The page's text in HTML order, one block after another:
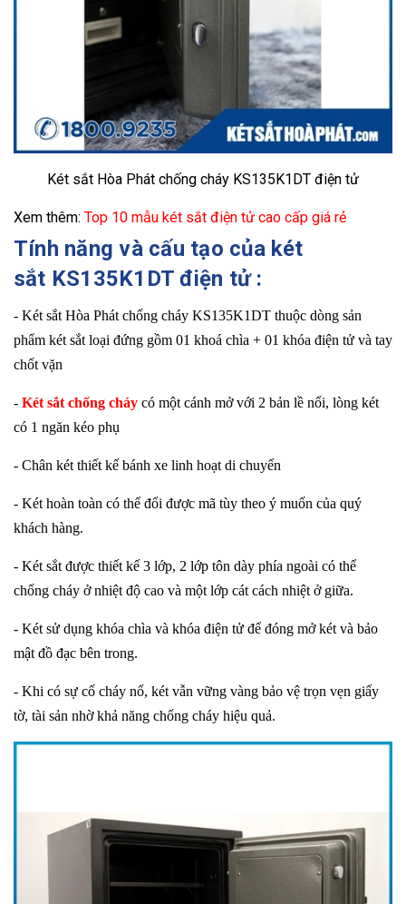
Két sắt Hòa Phát chống cháy KS135K1DT điện tử
Xem thêm: Top 10 mẫu két sắt điện tử cao cấp giá rẻ
Tính năng và cấu tạo của két
sắt KS135K1DT điện tử :
- Két sắt Hòa Phát chống cháy KS135K1DT thuộc dòng sản
phẩm két sắt loại đứng gồm 01 khoá chìa + 01 khóa điện tử và tay
chốt vặn
- Két sắt chống cháy có một cánh mở với 2 bản lề nổi, lòng két
có 1 ngăn kéo phụ
- Chân két thiết kế bánh xe linh hoạt di chuyển
- Két hoàn toàn có thể đổi được mã tùy theo ý muốn của quý
khách hàng.
- Két sắt được thiết kế 3 lớp, 2 lớp tôn dày phía ngoài có thể
chống cháy ở nhiệt độ cao và một lớp cát cách nhiệt ở giữa.
- Két sử dụng khóa chìa và khóa điện tử để đóng mở két và bảo
mật đồ đạc bên trong.
- Khi có sự cố cháy nổ, két vẫn vững vàng bảo vệ trọn vẹn giấy
tờ, tài sản nhờ khả năng chống cháy hiệu quả.